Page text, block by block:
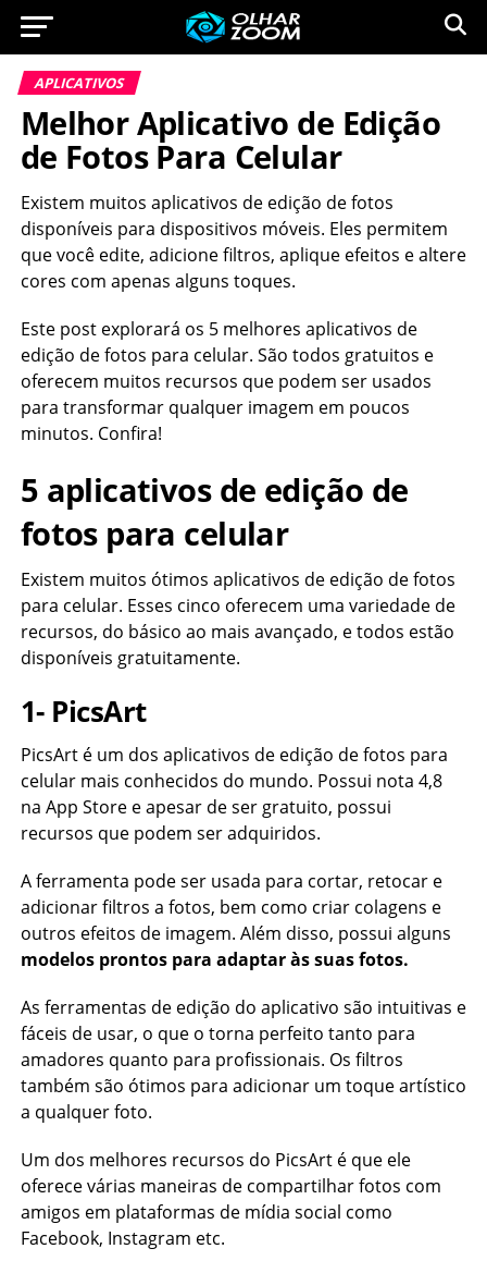
APLICATIVOS
Melhor Aplicativo de Edição
de Fotos Para Celular
Existem muitos aplicativos de edição de fotos
disponíveis para dispositivos móveis. Eles permitem
que você edite, adicione filtros, aplique efeitos e altere
cores com apenas alguns toques.
Este post explorará os 5 melhores aplicativos de
edição de fotos para celular. São todos gratuitos e
oferecem muitos recursos que podem ser usados
para transformar qualquer imagem em poucos
minutos. Confira!
5 aplicativos de edição de
fotos para celular
Existem muitos ótimos aplicativos de edição de fotos
para celular. Esses cinco oferecem uma variedade de
recursos, do básico ao mais avançado, e todos estão
disponíveis gratuitamente.
1- PicsArt
PicsArt é um dos aplicativos de edição de fotos para
celular mais conhecidos do mundo. Possui nota 4,8
na App Store e apesar de ser gratuito, possui
recursos que podem ser adquiridos.
A ferramenta pode ser usada para cortar, retocar e
adicionar filtros a fotos, bem como criar colagens e
outros efeitos de imagem. Além disso, possui alguns
modelos prontos para adaptar às suas fotos.
As ferramentas de edição do aplicativo são intuitivas e
fáceis de usar, o que o torna perfeito tanto para
amadores quanto para profissionais. Os filtros
também são ótimos para adicionar um toque artístico
a qualquer foto.
Um dos melhores recursos do PicsArt é que ele
oferece várias maneiras de compartilhar fotos com
amigos em plataformas de mídia social como
Facebook, Instagram etc.